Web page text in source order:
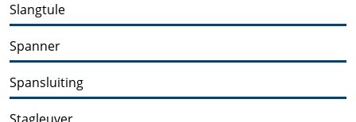
Slangtule
Spanner
Spansluiting